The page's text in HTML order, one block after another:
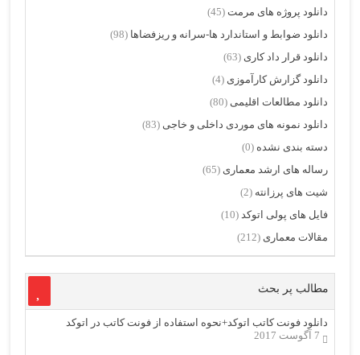
دانلود پروژه های مرمت (45)
دانلود ضوابط و استاندارد ها-سرانه و ریزفضاها (98)
دانلود قرار داد کاری (63)
دانلود گزارش کارآموزی (4)
دانلود مطالعات اقلیمی (80)
دانلود نمونه های موردی داخلی و خاجی (83)
دسته بندی نشده (0)
رساله های ارشد معماری (65)
شیت های پرزانته (2)
فایل های پولی اتوکد (10)
مقالات معماری (212)
مطالب پر بحث
دانلود فونت کاتب اتوکد+نحوه استفاده از فونت کاتب در اتوکد
7 آگوست 2017